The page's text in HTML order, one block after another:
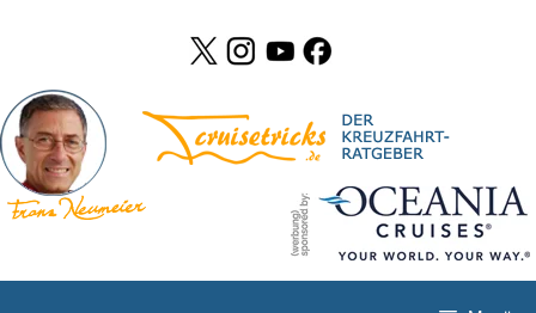
springen